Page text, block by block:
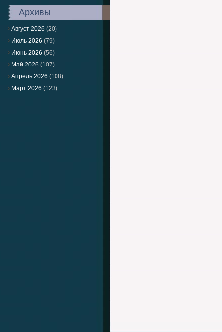
Архивы
Август 2026 (20)
Июль 2026 (79)
Июнь 2026 (56)
Май 2026 (107)
Апрель 2026 (108)
Март 2026 (123)